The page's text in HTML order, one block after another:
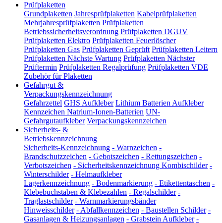
Prüfplaketten
Grundplaketten Jahresprüfplaketten Kabelprüfplaketten
Mehrjahresprüfplaketten Prüfplaketten
Betriebssicherheitsverordnung Prüfplaketten DGUV
Prüfplaketten Elektro Prüfplaketten Feuerlöscher
Prüfplaketten Gas Prüfplaketten Geprüft Prüfplaketten Leitern
Prüfplaketten Nächste Wartung Prüfplaketten Nächster
Prüftermin Prüfplaketten Regalprüfung Prüfplaketten VDE
Zubehör für Plaketten
Gefahrgut &
Verpackungskennzeichnung
Gefahrzettel GHS Aufkleber Lithium Batterien Aufkleber
Kennzeichen Natrium-Ionen-Batterien UN-
Gefahrgutaufkleber Verpackungskennzeichen
Sicherheits- &
Betriebskennzeichnung
Sicherheits-Kennzeichnung - Warnzeichen -
Brandschutzzeichen - Gebotszeichen - Rettungszeichen -
Verbotszeichen - Sicherheitskennzeichnung Kombischilder -
Winterschilder - Helmaufkleber
Lagerkennzeichnung - Bodenmarkierung - Etikettentaschen -
Klebebuchstaben & Klebezahlen - Regalschilder -
Traglastschilder - Warnmarkierungsbänder
Hinweisschilder - Abfallkennzeichen - Baustellen Schilder -
Gasanlagen & Heizungsanlagen - Grabstein Aufkleber -